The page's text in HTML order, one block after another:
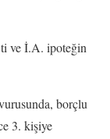
ve İ.A. ipoteğin
borçlu
3. kişiye